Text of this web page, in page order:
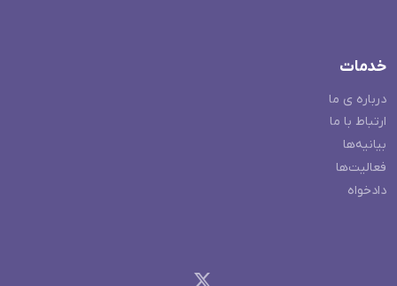
خدمات
درباره ی ما
ارتباط با ما
بیانیه‌ها
فعالیت‌ها
دادخواه